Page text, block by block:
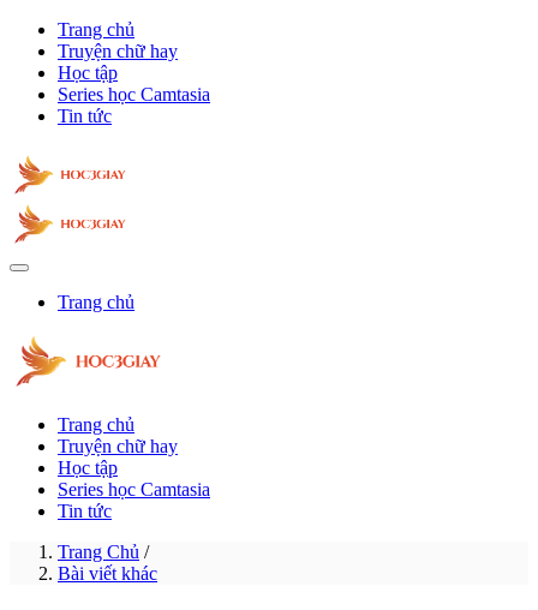
Trang chủ
Truyện chữ hay
Học tập
Series học Camtasia
Tin tức
Trang chủ
Trang chủ
Truyện chữ hay
Học tập
Series học Camtasia
Tin tức
Trang Chủ /
Bài viết khác